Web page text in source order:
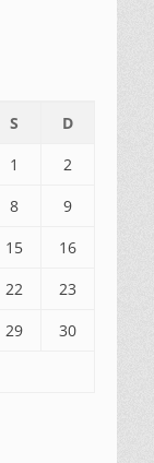
S
D
1
2
8
9
15
16
22
23
29
30